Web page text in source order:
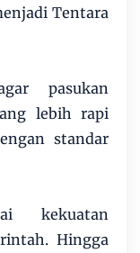
Tentara
pasukan
lebih rapi
standar
kekuatan
Hingga